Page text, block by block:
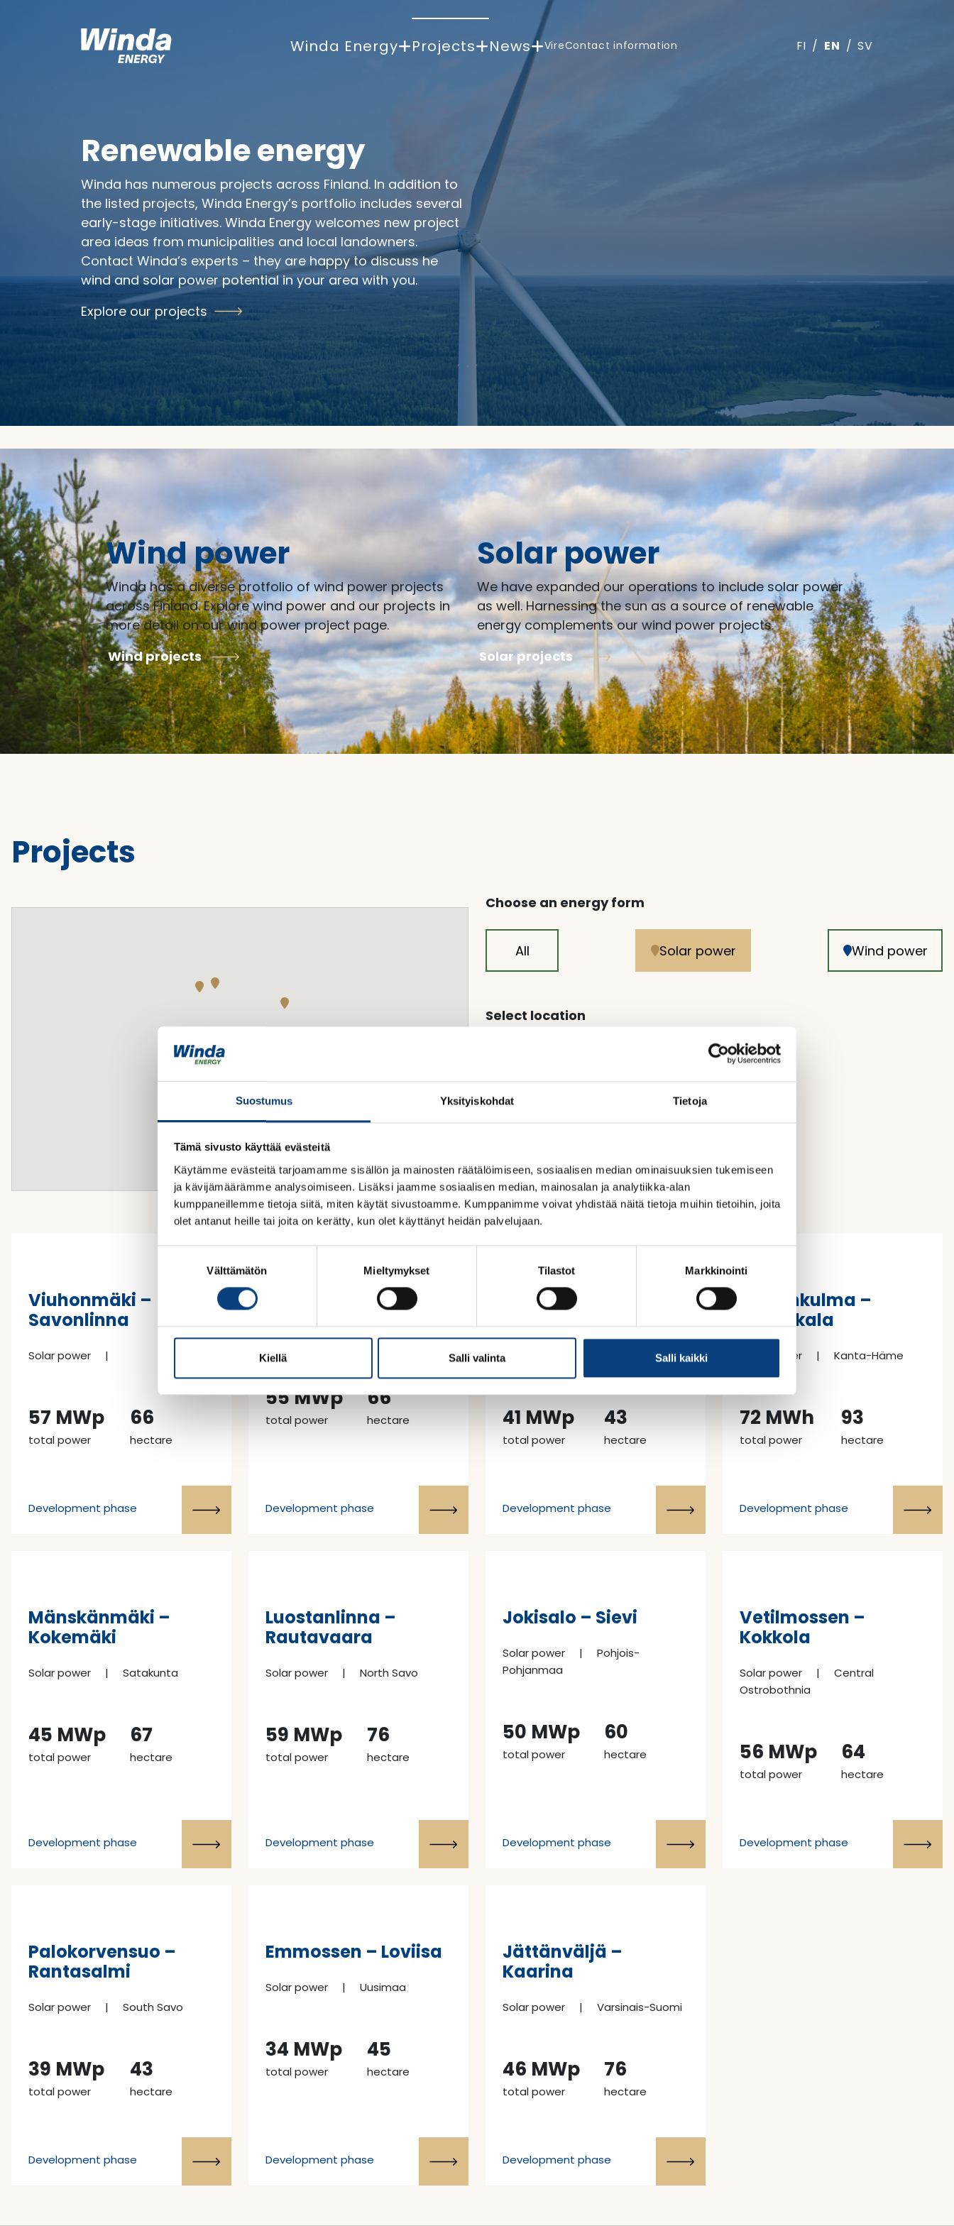
Suostumus Yksityiskohdat Tietoja
Tämä sivusto käyttää evästeitä
Käytämme evästeitä tarjoamamme sisällön ja mainosten räätälöimiseen, sosiaalisen median ominaisuuksien tukemiseen
ja kävijämäärämme analysoimiseen. Lisäksi jaamme sosiaalisen median, mainosalan ja analytiikka-alan
kumppaneillemme tietoja siitä, miten käytät sivustoamme. Kumppanimme voivat yhdistää näitä tietoja muihin tietoihin, joita
olet antanut heille tai joita on kerätty, kun olet käyttänyt heidän palvelujaan.
k
n
Välttämätön Mieltymykset Tilastot Markkinointi
Kiellä Salli valinta Salli kaikki
Winda Energy Projects News VireContact information FI EN SV
Renewable energy
Winda has numerous projects across Finland. In addition to
the listed projects, Winda Energy’s portfolio includes several
early-stage initiatives. Winda Energy welcomes new project
area ideas from municipalities and local landowners.
Contact Winda’s experts – they are happy to discuss he
wind and solar power potential in your area with you.
Explore our projects
Wind power
Winda has a diverse protfolio of wind power projects
across Finland. Explore wind power and our projects in
more detail on our wind power project page.
Wind projects
Solar power
We have expanded our operations to include solar power
as well. Harnessing the sun as a source of renewable
energy complements our wind power projects.
Solar projects
Projects
Choose an energy form
All Solar power Wind power
Select location
Viuhonmäki –
Savonlinna
Solar power |
57 MWp
total power
66
hectare
Development phase
Könkkölä – Jämsä
Solar power |
55 MWp
total power
66
hectare
Development phase
Valkiasuo –
Parikkala
Solar power
41 MWp
total power
43
hectare
Development phase
Rankinkulma –
Janakkala
Solar power | Kanta-Häme
72 MWh
total power
93
hectare
Development phase
Mänskänmäki –
Kokemäki
Solar power | Satakunta
45 MWp
total power
67
hectare
Development phase
Luostanlinna –
Rautavaara
Solar power | North Savo
59 MWp
total power
76
hectare
Development phase
Jokisalo – Sievi
Solar power |
Pohjois-
Pohjanmaa
50 MWp
total power
60
hectare
Development phase
Vetilmossen –
Kokkola
Solar power |
Central
Ostrobothnia
56 MWp
total power
64
hectare
Development phase
Palokorvensuo –
Rantasalmi
Solar power | South Savo
39 MWp
total power
43
hectare
Development phase
Emmossen – Loviisa
Solar power | Uusimaa
34 MWp
total power
45
hectare
Development phase
Jättänväljä –
Kaarina
Solar power | Varsinais-Suomi
46 MWp
total power
76
hectare
Development phase